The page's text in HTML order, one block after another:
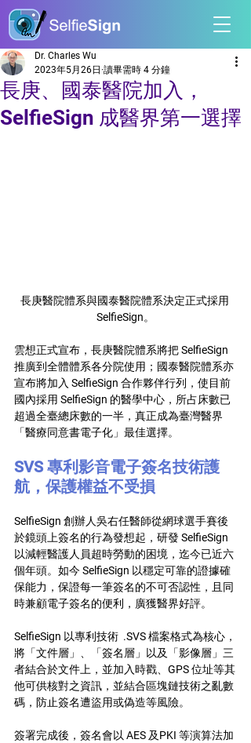
長庚、國泰醫院加入，
SelfieSign 成醫界第一選擇
Dr. Charles Wu
2023年5月26日 讀畢需時 4 分鐘
長庚醫院體系與國泰醫院體系決定正式採用
SelfieSign。
雲想正式宣布，長庚醫院體系將把 SelfieSign
推廣到全體體系各分院使用；國泰醫院體系亦
宣布將加入 SelfieSign 合作夥伴行列，使目前
國內採用 SelfieSign 的醫學中心，所占床數已
超過全臺總床數的一半，真正成為臺灣醫界
「醫療同意書電子化」最佳選擇。
SVS 專利影音電子簽名技術護
航，保護權益不受損
SelfieSign 創辦人吳右任醫師從網球選手賽後
於鏡頭上簽名的行為發想起，研發 SelfieSign
以減輕醫護人員超時勞動的困境，迄今已近六
個年頭。如今 SelfieSign 以穩定可靠的證據確
保能力，保證每一筆簽名的不可否認性，且同
時兼顧電子簽名的便利，廣獲醫界好評。
SelfieSign 以專利技術  .SVS 檔案格式為核心，
將「文件層」、「簽名層」以及「影像層」三
者結合於文件上，並加入時戳、GPS 位址等其
他可供核對之資訊，並結合區塊鏈技術之亂數
碼，防止簽名遭盜用或偽造等風險。
簽署完成後，簽名會以 AES 及PKI 等演算法加